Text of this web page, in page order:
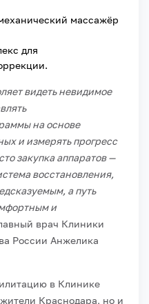
массажёр
для
видеть невидимое
на основе
и измерять прогресс
закупка аппаратов —
восстановления,
а путь
и
врач Клиники
России Анжелика
в Клинике
Краснодара, но и